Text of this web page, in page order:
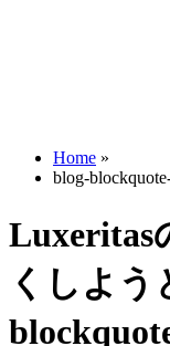
Home »
blog-
Luxeritas
くしよう